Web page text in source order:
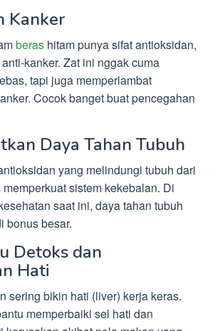
Kanker
beras hitam punya sifat antioksidan,
kanker. Zat ini nggak cuma
tapi juga memperlambat
Cocok banget buat pencegahan
Daya Tahan Tubuh
yang melindungi tubuh dari
sistem kekebalan. Di
saat ini, daya tahan tubuh
bonus besar.
Detoks dan
Hati
sering bikin hati (liver) kerja keras.
memperbaiki sel hati dan